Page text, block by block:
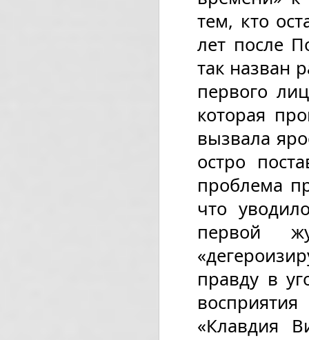
тем, кто
лет после
так назван
первого
которая
вызвала
остро
проблема
что
первой
правду в
«Клавдия